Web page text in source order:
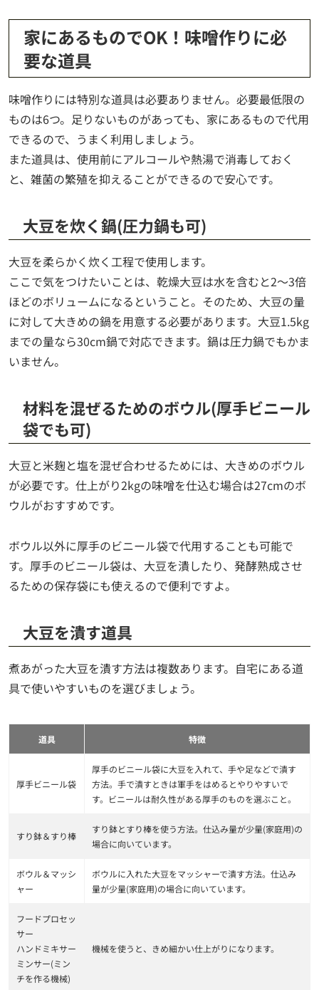
家にあるものでOK！味噌作りに必
要な道具
味噌作りには特別な道具は必要ありません。必要最低限の
ものは6つ。足りないものがあっても、家にあるもので代用
できるので、うまく利用しましょう。
また道具は、使用前にアルコールや熱湯で消毒しておく
と、雑菌の繁殖を抑えることができるので安心です。
大豆を炊く鍋(圧力鍋も可)
大豆を柔らかく炊く工程で使用します。
ここで気をつけたいことは、乾燥大豆は水を含むと2～3倍
ほどのボリュームになるということ。そのため、大豆の量
に対して大きめの鍋を用意する必要があります。大豆1.5kg
までの量なら30cm鍋で対応できます。鍋は圧力鍋でもかま
いません。
材料を混ぜるためのボウル(厚手ビニール
袋でも可)
大豆と米麹と塩を混ぜ合わせるためには、大きめのボウル
が必要です。仕上がり2kgの味噌を仕込む場合は27cmのボ
ウルがおすすめです。
ボウル以外に厚手のビニール袋で代用することも可能で
す。厚手のビニール袋は、大豆を潰したり、発酵熟成させ
るための保存袋にも使えるので便利ですよ。
大豆を潰す道具
煮あがった大豆を潰す方法は複数あります。自宅にある道
具で使いやすいものを選びましょう。
道具 特徴
厚手ビニール袋
厚手のビニール袋に大豆を入れて、手や足などで潰す
方法。手で潰すときは軍手をはめるとやりやすいで
す。ビニールは耐久性がある厚手のものを選ぶこと。
すり鉢＆すり棒
すり鉢とすり棒を使う方法。仕込み量が少量(家庭用)の
場合に向いています。
ボウル＆マッシ
ャー
ボウルに入れた大豆をマッシャーで潰す方法。仕込み
量が少量(家庭用)の場合に向いています。
フードプロセッ
サー
ハンドミキサー
ミンサー(ミン
チを作る機械)
機械を使うと、きめ細かい仕上がりになります。